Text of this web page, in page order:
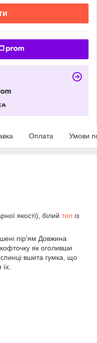
Оплата Умови
якості), білий топ із
пір'ям Довжина
як оголивши
спинці вшита гумка, що